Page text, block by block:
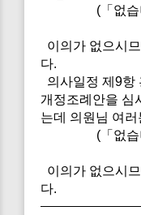
(「없
이의가 없으시
다.
의사일정 제9항
개정조례안을 심
는데 의원님 여
(「없
이의가 없으시
다.